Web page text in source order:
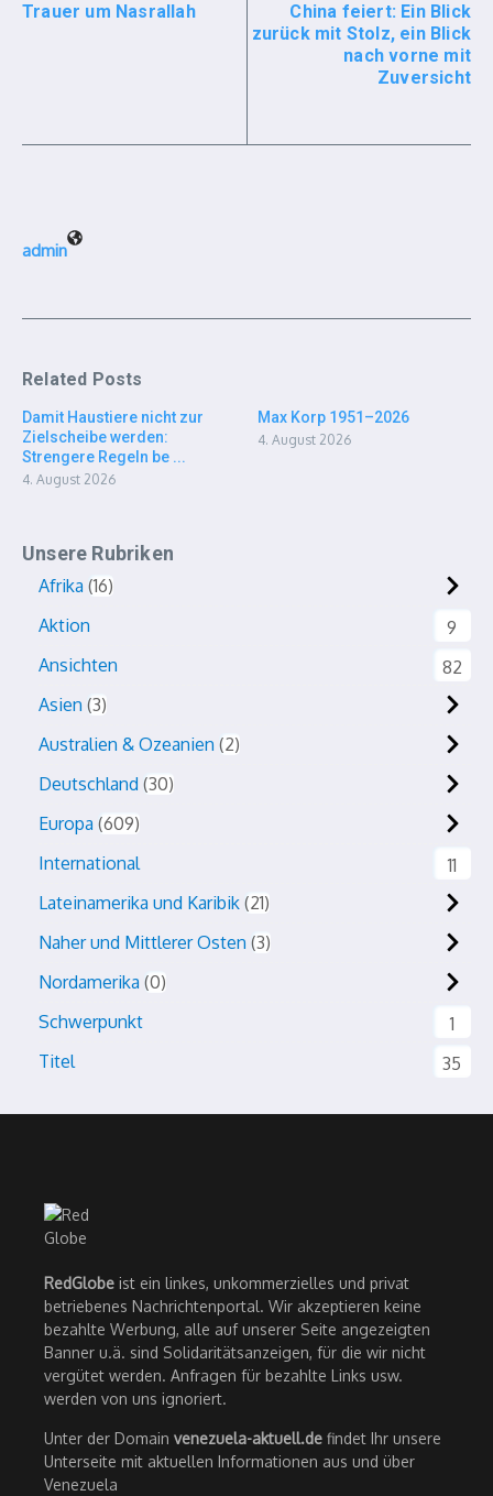
Trauer um Nasrallah
China feiert: Ein Blick
zurück mit Stolz, ein Blick
nach vorne mit
Zuversicht
admin
Related Posts
Damit Haustiere nicht zur
Zielscheibe werden:
Strengere Regeln be ...
4. August 2026
Max Korp 1951–2026
4. August 2026
Unsere Rubriken
Afrika 16
Aktion
9
Ansichten
82
Asien 3
Australien & Ozeanien 2
Deutschland 30
Europa 609
International
11
Lateinamerika und Karibik 21
Naher und Mittlerer Osten 3
Nordamerika 0
Schwerpunkt
1
Titel
35
RedGlobe ist ein linkes, unkommerzielles und privat
betriebenes Nachrichtenportal. Wir akzeptieren keine
bezahlte Werbung, alle auf unserer Seite angezeigten
Banner u.ä. sind Solidaritätsanzeigen, für die wir nicht
vergütet werden. Anfragen für bezahlte Links usw.
werden von uns ignoriert.
Unter der Domain venezuela-aktuell.de findet Ihr unsere
Unterseite mit aktuellen Informationen aus und über
Venezuela